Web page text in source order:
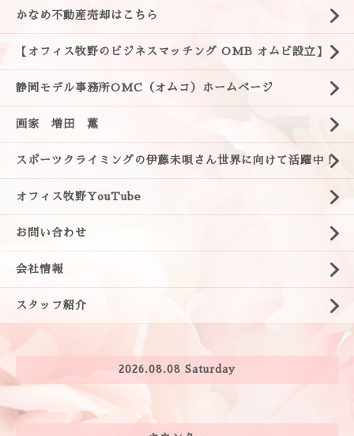
かなめ不動産売却はこちら
【オフィス牧野のビジネスマッチング OMB オムビ設立】
静岡モデル事務所OMC（オムコ）ホームページ
画家 増田 薫
スポーツクライミングの伊藤未唄さん世界に向けて活躍中！
オフィス牧野YouTube
お問い合わせ
会社情報
スタッフ紹介
2026.08.08 Saturday